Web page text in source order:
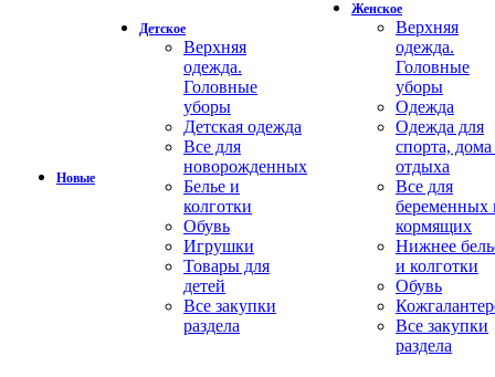
Новые
Детское
Верхняя
одежда.
Головные
уборы
Детская одежда
Все для
новорожденных
Белье и
колготки
Обувь
Игрушки
Товары для
детей
Все закупки
раздела
Женское
Верхняя
одежда.
Головные
уборы
Одежда
Одежда для
спорта,
отдыха
Все для
беременных
кормящих
Нижнее
и колготки
Обувь
Все закупки
раздела